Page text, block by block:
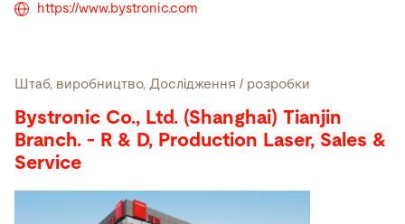
https://www.bystronic.com
Штаб, виробництво, Дослідження / розробки
Bystronic Co., Ltd. (Shanghai) Tianjin
Branch. - R & D, Production Laser, Sales &
Service